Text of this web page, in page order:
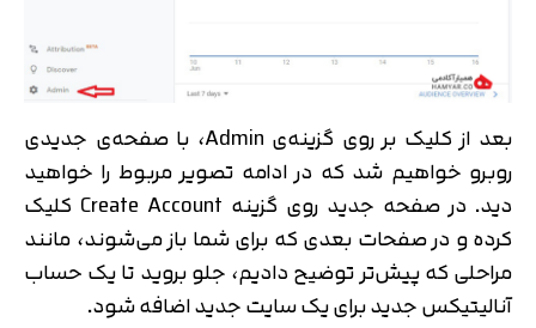
بعد از کلیک بر روی گزینه‌ی Admin، با صفحه‌ی جدیدی
روبرو خواهیم شد که در ادامه تصویر مربوط را خواهید
دید. در صفحه جدید روی گزینه Create Account کلیک
کرده و در صفحات بعدی که برای شما باز می‌شوند، مانند
مراحلی که پیش‌تر توضیح دادیم، جلو بروید تا یک حساب
آنالیتیکس جدید برای یک سایت جدید اضافه شود.